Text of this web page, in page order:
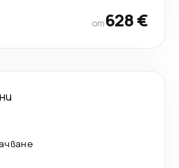
от628 €